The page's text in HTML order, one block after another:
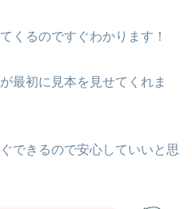
くるのですぐわかります！
最初に見本を見せてくれま
できるので安心していいと思